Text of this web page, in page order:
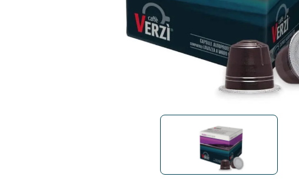
Caffitaly Pop Caffè
Sandeme Cosmetici Offerte